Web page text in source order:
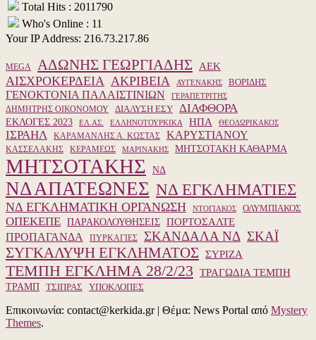
Total Hits : 2011790
Who's Online : 11
Your IP Address: 216.73.217.86
MEGA ΑΔΩΝΗΣ ΓΕΩΡΓΙΑΔΗΣ ΑΕΚ
ΑΙΣΧΡΟΚΕΡΔΕΙΑ ΑΚΡΙΒΕΙΑ ΑΥΓΕΝΑΚΗΣ ΒΟΡΙΔΗΣ
ΓΕΝΟΚΤΟΝΙΑ ΠΑΛΑΙΣΤΙΝΙΩΝ
ΓΕΡΑΠΕΤΡΙΤΗΣ
ΔΗΜΗΤΡΗΣ ΟΙΚΟΝΟΜΟΥ
ΔΙΑΛΥΣΗ ΕΣΥ ΔΙΑΦΘΟΡΑ
ΕΚΛΟΓΕΣ 2023 ΕΛ.ΑΣ. ΕΛΛΗΝΟΤΟΥΡΚΙΚΑ ΗΠΑ ΘΕΟΔΩΡΙΚΑΚΟΣ
ΙΣΡΑΗΛ ΚΑΡΑΜΑΝΛΗΣ Α. ΚΩΣΤΑΣ ΚΑΡΥΣΤΙΑΝΟΥ
ΚΑΣΣΕΛΑΚΗΣ ΚΕΡΑΜΕΩΣ ΜΑΡΙΝΑΚΗΣ ΜΗΤΣΟΤΑΚΗ ΚΑΘΑΡΜΑ
ΜΗΤΣΟΤΑΚΗΣ ΝΔ
ΝΔ ΑΠΑΤΕΩΝΕΣ ΝΔ ΕΓΚΛΗΜΑΤΙΕΣ
ΝΔ ΕΓΚΛΗΜΑΤΙΚΗ ΟΡΓΑΝΩΣΗ ΝΤΟΓΙΑΚΟΣ ΟΛΥΜΠΙΑΚΟΣ
ΟΠΕΚΕΠΕ ΠΑΡΑΚΟΛΟΥΘΗΣΕΙΣ ΠΟΡΤΟΣΑΛΤΕ
ΠΡΟΠΑΓΑΝΔΑ ΠΥΡΚΑΓΙΕΣ ΣΚΑΝΔΑΛΑ ΝΔ ΣΚΑΪ
ΣΥΓΚΑΛΥΨΗ ΕΓΚΛΗΜΑΤΟΣ ΣΥΡΙΖΑ
ΤΕΜΠΗ ΕΓΚΛΗΜΑ 28/2/23 ΤΡΑΓΩΔΙΑ ΤΕΜΠΗ
ΤΡΑΜΠ ΤΣΙΠΡΑΣ ΥΠΟΚΛΟΠΕΣ
Επικοινωνία: contact@kerkida.gr Θέμα: News Portal από Mystery
Themes.